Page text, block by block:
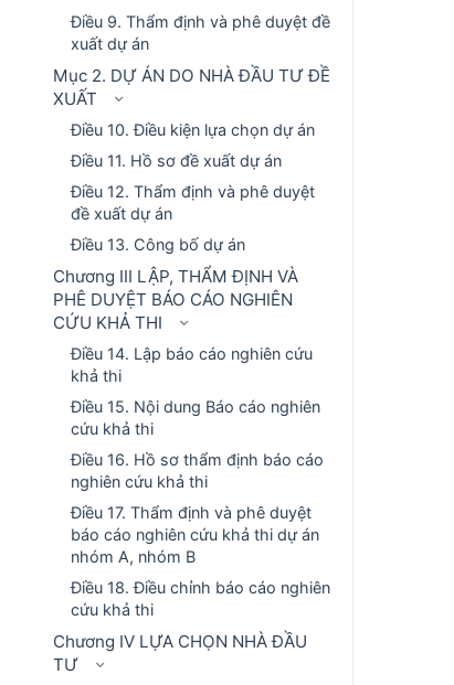
Điều 9. Thẩm định và phê duyệt đề
xuất dự án
Mục 2. DỰ ÁN DO NHÀ ĐẦU TƯ ĐỀ
XUẤT
Điều 10. Điều kiện lựa chọn dự án
Điều 11. Hồ sơ đề xuất dự án
Điều 12. Thẩm định và phê duyệt
đề xuất dự án
Điều 13. Công bố dự án
Chương III LẬP, THẨM ĐỊNH VÀ
PHÊ DUYỆT BÁO CÁO NGHIÊN
CỨU KHẢ THI
Điều 14. Lập báo cáo nghiên cứu
khả thi
Điều 15. Nội dung Báo cáo nghiên
cứu khả thi
Điều 16. Hồ sơ thẩm định báo cáo
nghiên cứu khả thi
Điều 17. Thẩm định và phê duyệt
báo cáo nghiên cứu khả thi dự án
nhóm A, nhóm B
Điều 18. Điều chỉnh báo cáo nghiên
cứu khả thi
Chương IV LỰA CHỌN NHÀ ĐẦU
TƯ